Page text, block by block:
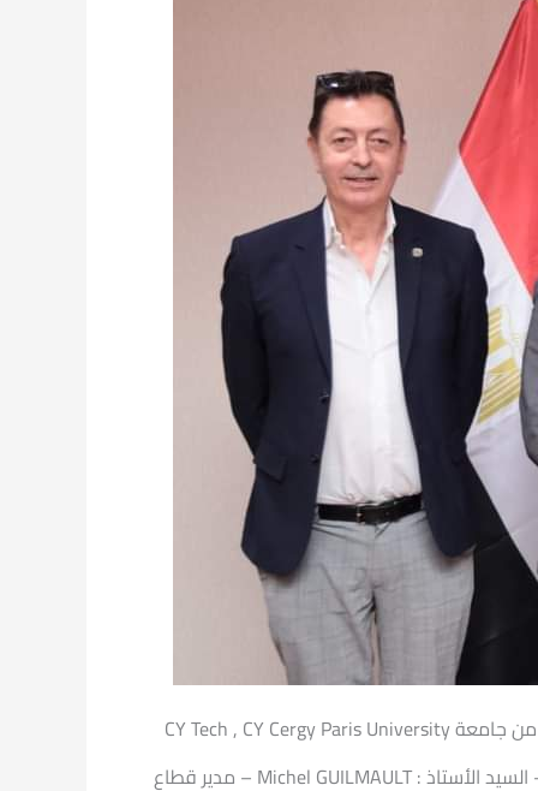
التقى السيد الاستاذ الدكتور / شريف صالح رئيس جامعة بورسعيد ، وفدا من الممثلين للعلاقات الثقافية والعلاقات الدولية من جامعة CY Tech , CY Cergy Paris University
لبحث وتعزيز التعاون المُشترك والذي يضم كل من :- الأستاذ الدكتور: Radjesvarane ALEXANDRE – مدير جامعة CY Tech – السيد الأستاذ : Michel GUILMAULT – مدير قطاع